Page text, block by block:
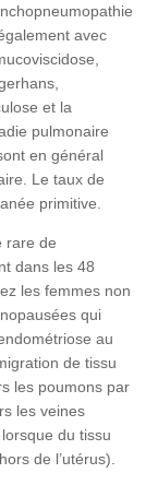
avec
et la
pulmonaire
en général
Le taux de
primitive.
rare de
dans les 48
les femmes non
qui
au
de tissu
les poumons par
les veines
du tissu
de l’utérus).